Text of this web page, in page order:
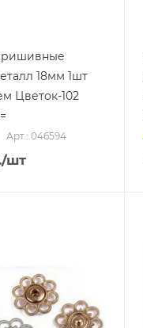
18мм 1шт
Цветок-102
Арт.: 046594
/шт